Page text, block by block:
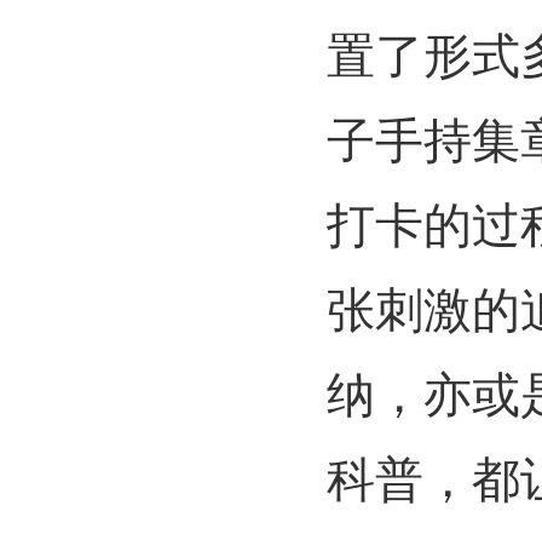
置了形式
子手持集
打卡的过
张刺激的
纳，亦或
科普，都